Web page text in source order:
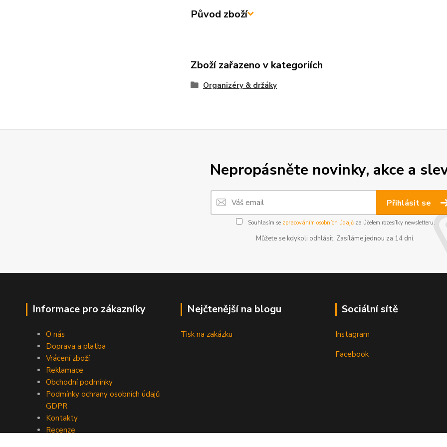
Původ zboží
Zboží zařazeno v kategoriích
Organizéry & držáky
Nepropásněte novinky, akce a
Přihlásit se
Souhlasím se zpracováním osobních údajůza účelem rozesílky newsletteru.
Můžete se kdykoli odhlásit. Zasíláme jednou za 14 dní.
Informace pro zákazníky
O nás
Doprava a platba
Vrácení zboží
Reklamace
Obchodní podmínky
Podmínky ochrany osobních údajů
GDPR
Kontakty
Recenze
Nejčtenější na blogu
Tisk na zakázku
Sociální sítě
Instagram
Facebook